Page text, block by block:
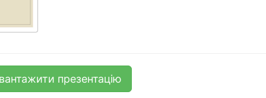
презентацію